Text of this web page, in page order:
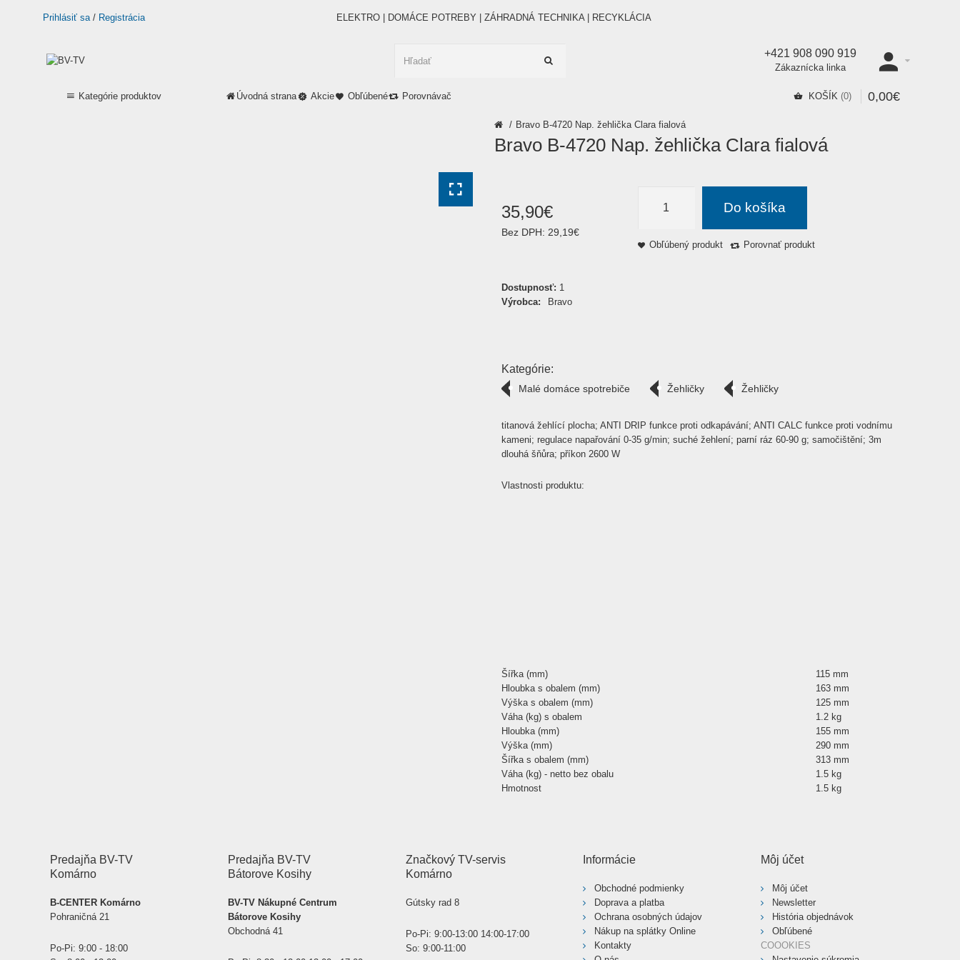
Prihlásiť sa/ Registrácia ELEKTRO | DOMÁCE POTREBY | ZÁHRADNÁ TECHNIKA | RECYKLÁCIA
+421 908 090 919
Zákaznícka linka
Kategórie produktov Úvodná strana Akcie Obľúbené Porovnávač KOŠÍK 0 0,00€
Bravo B-4720 Nap. žehlička Clara fialová
Bravo B-4720 Nap. žehlička Clara fialová
35,90€
Bez DPH: 29,19€
Do košíka
Obľúbený produkt Porovnať produkt
Dostupnosť: 1
Výrobca:
Bravo
Kategórie:
Malé domáce spotrebiče Žehličky Žehličky
titanová žehlící plocha; ANTI DRIP funkce proti odkapávání; ANTI CALC funkce proti vodnímu
kameni; regulace napařování 0-35 g/min; suché žehlení; parní ráz 60-90 g; samočištění; 3m
dlouhá šňůra; příkon 2600 W
Vlastnosti produktu:
Šířka (mm)
115 mm
Hloubka s obalem (mm)
163 mm
Výška s obalem (mm)
125 mm
Váha (kg) s obalem
1.2 kg
Hloubka (mm)
155 mm
Výška (mm)
290 mm
Šířka s obalem (mm)
313 mm
Váha (kg) - netto bez obalu
1.5 kg
Hmotnost
1.5 kg
Predajňa BV-TV
Komárno
B-CENTER Komárno
Pohraničná 21
Po-Pi: 9:00 - 18:00
Predajňa BV-TV
Bátorove Kosihy
BV-TV Nákupné Centrum
Bátorove Kosihy
Obchodná 41
Značkový TV-servis
Komárno
Gútsky rad 8
Po-Pi: 9:00-13:00 14:00-17:00
So: 9:00-11:00
Informácie
Obchodné podmienky
Doprava a platba
Ochrana osobných údajov
Nákup na splátky Online
Kontakty
Môj účet
Môj účet
Newsletter
História objednávok
Obľúbené
COOOKIES